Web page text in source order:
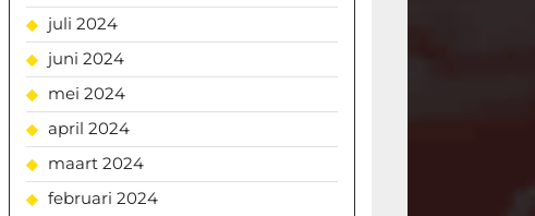
juli 2024
juni 2024
mei 2024
april 2024
maart 2024
februari 2024